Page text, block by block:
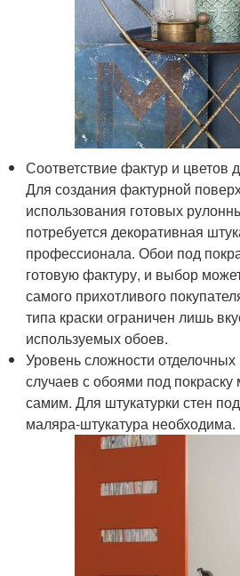
Соответствие фактур и цветов
Для создания фактурной
использования готовых
потребуется декоративная
профессионала. Обои под
готовую фактуру, и выбор
самого прихотливого
типа краски ограничен лишь
используемых обоев.
Уровень сложности
случаев с обоями под
самим. Для штукатурки стен
маляра-штукатура необходима.